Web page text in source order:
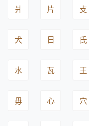
爿 片 攴
犬 日 氏
水 瓦 王
毋 心 穴